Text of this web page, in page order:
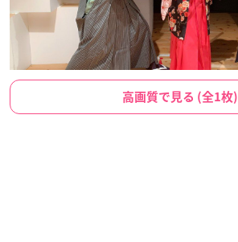
高画質で見る (全1枚)